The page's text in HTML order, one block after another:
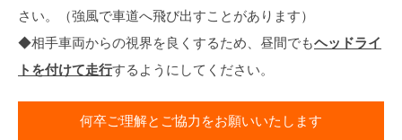
さい。（強風で車道へ飛び出すことがあります）
◆相手車両からの視界を良くするため、昼間でもヘッドライ
トを付けて走行するようにしてください。
何卒ご理解とご協力をお願いいたします